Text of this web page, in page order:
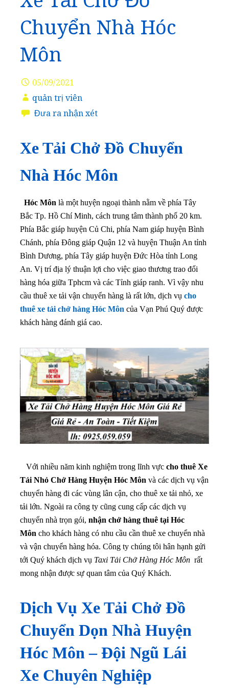
Chuyển Nhà Hóc
Môn
05/09/2021
quản trị viên
Đưa ra nhận xét
Xe Tải Chở Đồ Chuyển
Nhà Hóc Môn
Hóc Môn là một huyện ngoại thành nằm về phía Tây
Bắc Tp. Hồ Chí Minh, cách trung tâm thành phố 20 km.
Phía Bắc giáp huyện Củ Chi, phía Nam giáp huyện Bình
Chánh, phía Đông giáp Quận 12 và huyện Thuận An tỉnh
Bình Dương, phía Tây giáp huyện Đức Hòa tỉnh Long
An. Vị trí địa lý thuận lợi cho việc giao thương trao đổi
hàng hóa giữa Tphcm và các Tỉnh giáp ranh. Vì vậy nhu
cầu thuê xe tải vận chuyển hàng là rất lớn, dịch vụ cho
thuê xe tải chở hàng Hóc Môn của Vạn Phú Quý được
khách hàng đánh giá cao.
Với nhiều năm kinh nghiệm trong lĩnh vực cho thuê Xe
Tải Nhỏ Chở Hàng Huyện Hóc Môn và các dịch vụ vận
chuyển hàng đi các vùng lân cận, cho thuê xe tải nhỏ, xe
tải lớn. Ngoài ra công ty cũng cung cấp các dịch vụ
chuyển nhà trọn gói, nhận chở hàng thuê tại Hóc
Môn cho khách hàng có nhu cầu cần thuê xe chuyển nhà
và vận chuyển hàng hóa. Công ty chúng tôi hân hạnh gửi
tới Quý khách dịch vụ Taxi Tải Chở Hàng Hóc Môn rất
mong nhận được sự quan tâm của Quý Khách.
Dịch Vụ Xe Tải Chở Đồ
Chuyển Dọn Nhà Huyện
Hóc Môn –Đội Ngũ Lái
Xe Chuyên Nghiệp